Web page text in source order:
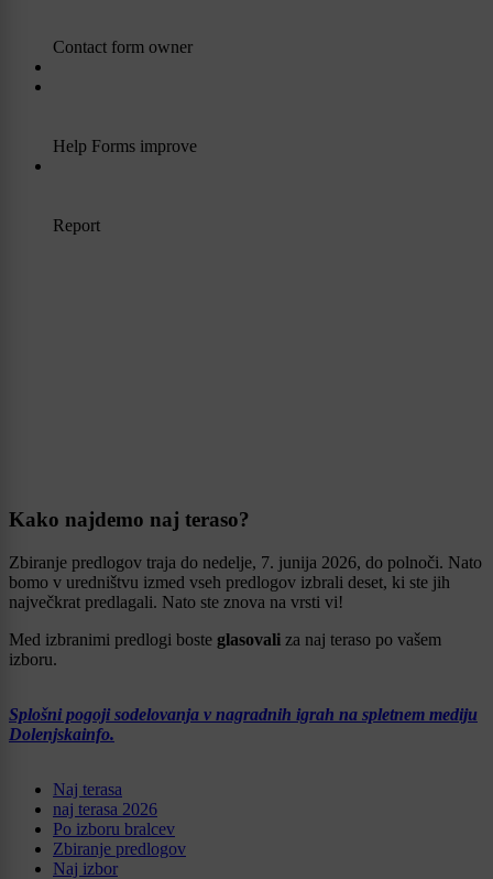
Kako najdemo naj teraso?
Zbiranje predlogov traja do nedelje, 7. junija 2026, do polnoči. Nato
bomo v uredništvu izmed vseh predlogov izbrali deset, ki ste jih
največkrat predlagali. Nato ste znova na vrsti vi!
Med izbranimi predlogi boste glasovali za naj teraso po vašem
izboru.
Splošni pogoji sodelovanja v nagradnih igrah na spletnem mediju
Dolenjskainfo.
Naj terasa
naj terasa 2026
Po izboru bralcev
Zbiranje predlogov
Naj izbor